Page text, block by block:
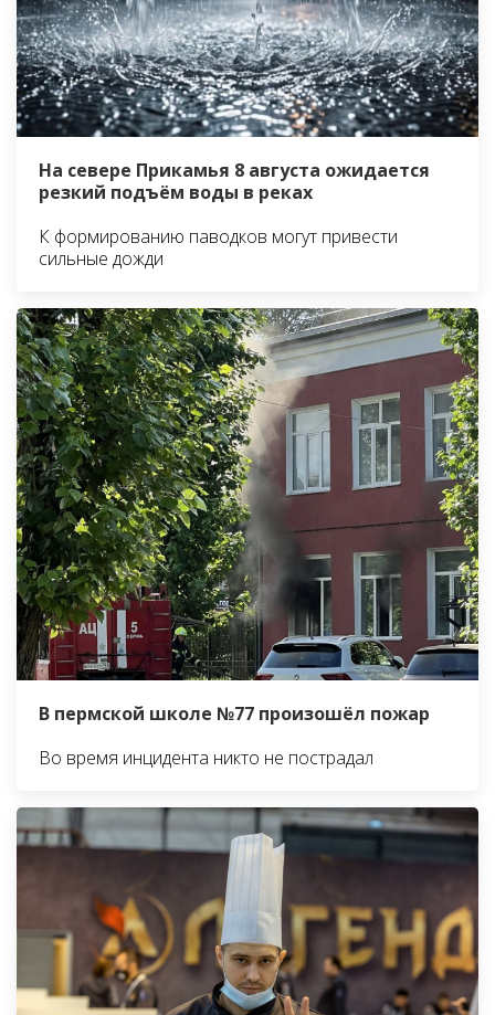
На севере Прикамья 8 августа ожидается
резкий подъём воды в реках
К формированию паводков могут привести
сильные дожди
В пермской школе №77 произошёл пожар
Во время инцидента никто не пострадал